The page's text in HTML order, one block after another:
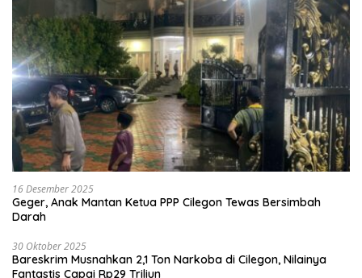
16 Desember 2025
Geger, Anak Mantan Ketua PPP Cilegon Tewas Bersimbah
Darah
30 Oktober 2025
Bareskrim Musnahkan 2,1 Ton Narkoba di Cilegon, Nilainya
Fantastis Capai Rp29 Triliun